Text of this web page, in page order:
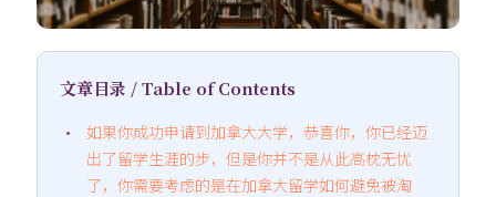
文章目录 / Table of Contents
如果你成功申请到加拿大大学，恭喜你，你已经迈
出了留学生涯的步，但是你并不是从此高枕无忧
了，你需要考虑的是在加拿大留学如何避免被淘